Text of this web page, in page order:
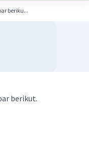
beriku...
berikut.